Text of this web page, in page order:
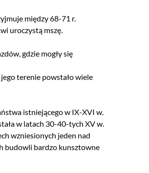
między 68-71 r.
uroczystą mszę.
gdzie mogły się
terenie powstało wiele
istniejącego w IX-XVI w.
w latach 30-40-tych XV w.
wzniesionych jeden nad
budowli bardzo kunsztowne